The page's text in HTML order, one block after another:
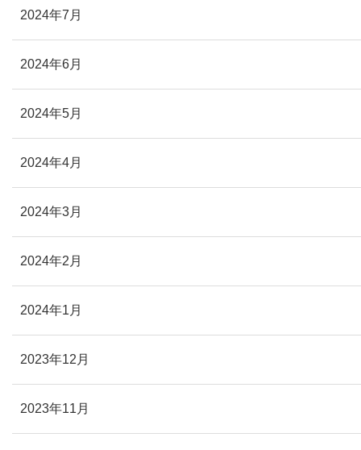
2024年7月
2024年6月
2024年5月
2024年4月
2024年3月
2024年2月
2024年1月
2023年12月
2023年11月